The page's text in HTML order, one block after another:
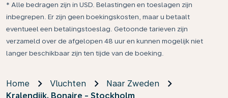
* Alle bedragen zijn in USD. Belastingen en toeslagen zijn
inbegrepen. Er zijn geen boekingskosten, maar u betaalt
eventueel een betalingstoeslag. Getoonde tarieven zijn
verzameld over de afgelopen 48 uur en kunnen mogelijk niet
langer beschikbaar zijn ten tijde van de boeking.
Home Vluchten
Naar Zweden
Kralendijk, Bonaire - Stockholm